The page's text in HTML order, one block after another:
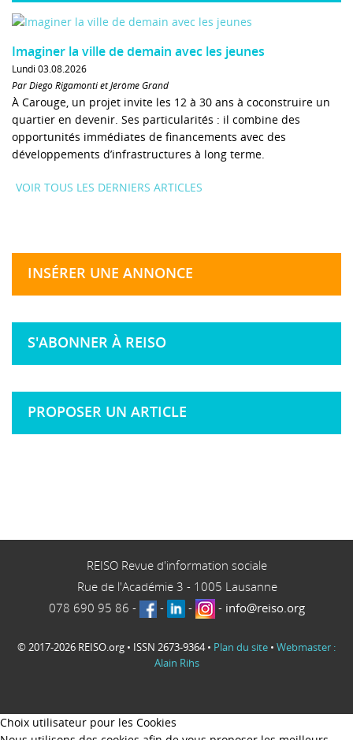
Imaginer la ville de demain avec les jeunes
Lundi 03.08.2026
Par Diego Rigamonti et Jérôme Grand
À Carouge, un projet invite les 12 à 30 ans à coconstruire un
quartier en devenir. Ses particularités : il combine des
opportunités immédiates de financements avec des
développements d’infrastructures à long terme.
VOIR TOUS LES DERNIERS ARTICLES
INSÉRER UNE ANNONCE
S'ABONNER À REISO
PROPOSER UN ARTICLE
REISO Revue d'information sociale
Rue de l'Académie 3 - 1005 Lausanne
078 690 95 86 - - - - info@reiso.org
© 2017-2026 REISO.org • ISSN 2673-9364 • Plan du site • Webmaster :
Alain Rihs
Choix utilisateur pour les Cookies